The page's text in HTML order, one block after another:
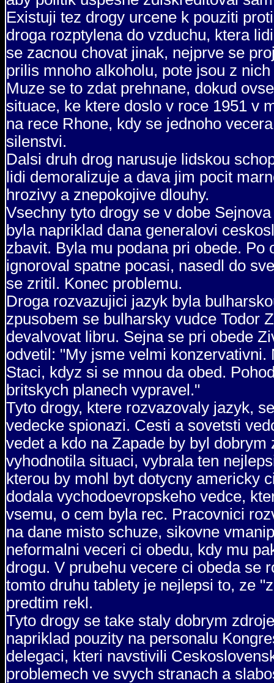
Existuji tez drogy urcene k pouziti
droga rozptylena do vzduchu, ktera
se zacnou chovat jinak, nejprve se
prilis mnoho alkoholu, pote jsou z
Muze se to zdat prehnane, dokud
situace, ke ktere doslo v roce 1951 v
na rece Rhone, kdy se jednoho
silenstvi.
Dalsi druh drog narusuje lidskou
lidi demoralizuje a dava jim pocit
hrozivy a znepokojive dlouhy.
Vsechny tyto drogy se v dobe
byla napriklad dana generalovi
zbavit. Byla mu podana pri obede. Po
ignoroval spatne pocasi, nasedl do
se zritil. Konec problemu.
Droga rozvazujici jazyk byla
zpusobem se bulharsky vudce Todor
devalvovat libru. Sejna se pri obede
odvetil: "My jsme velmi
Staci, kdyz si se mnou da obed.
britskych planech vypravel."
Tyto drogy, ktere rozvazovaly jazyk,
vedecke spionazi. Cesti a sovetsti
vedet a kdo na Zapade by byl
vyhodnotila situaci, vybrala ten
kterou by mohl byt dotycny americky
dodala vychodoevropskeho vedce,
vsemu, o cem byla rec. Pracovnici
na dane misto schuze, sikovne
neformalni veceri ci obedu, kdy mu
drogu. V prubehu vecere ci obeda se
tomto druhu tablety je nejlepsi to, ze
predtim rekl.
Tyto drogy se take staly dobrym
napriklad pouzity na personalu
delegaci, kteri navstivili
problemech ve svych stranach a